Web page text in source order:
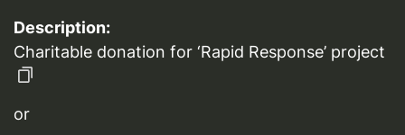
Description:
Charitable donation for ‘Rapid Response’ project
or